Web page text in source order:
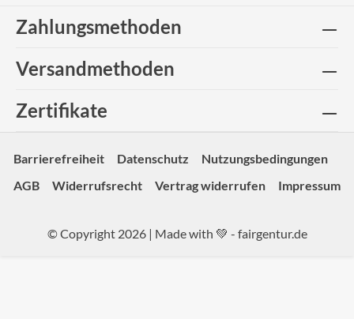
Zahlungsmethoden
Versandmethoden
Zertifikate
Barrierefreiheit Datenschutz
Nutzungsbedingungen
AGB
Widerrufsrecht Vertrag widerrufen Impressum
© Copyright 2026 | Made with 💚 - fairgentur.de